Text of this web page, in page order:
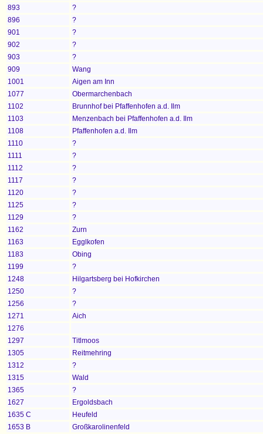
893
?
896
?
901
?
902
?
903
?
909
Wang
1001
Aigen am Inn
1077
Obermarchenbach
1102
Brunnhof bei Pfaffenhofen a.d. Ilm
1103
Menzenbach bei Pfaffenhofen a.d. Ilm
1108
Pfaffenhofen a.d. Ilm
1110
?
1111
?
1112
?
1117
?
1120
?
1125
?
1129
?
1162
Zurn
1163
Egglkofen
1183
Obing
1199
?
1248
Hilgartsberg bei Hofkirchen
1250
?
1256
?
1271
Aich
1276
1297
Titlmoos
1305
Reitmehring
1312
?
1315
Wald
1365
?
1627
Ergoldsbach
1635 C
Heufeld
1653 B
Großkarolinenfeld